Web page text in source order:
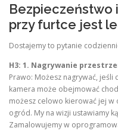
Bezpieczeństwo
przy furtce jest
Dostajemy to pytanie
H3: 1. Nagrywanie
Prawo: Możesz nagrywać,
kamera może obejmować
możesz celowo kierować jej w
ogród. My na wizji ustawiamy
Zamalowujemy w